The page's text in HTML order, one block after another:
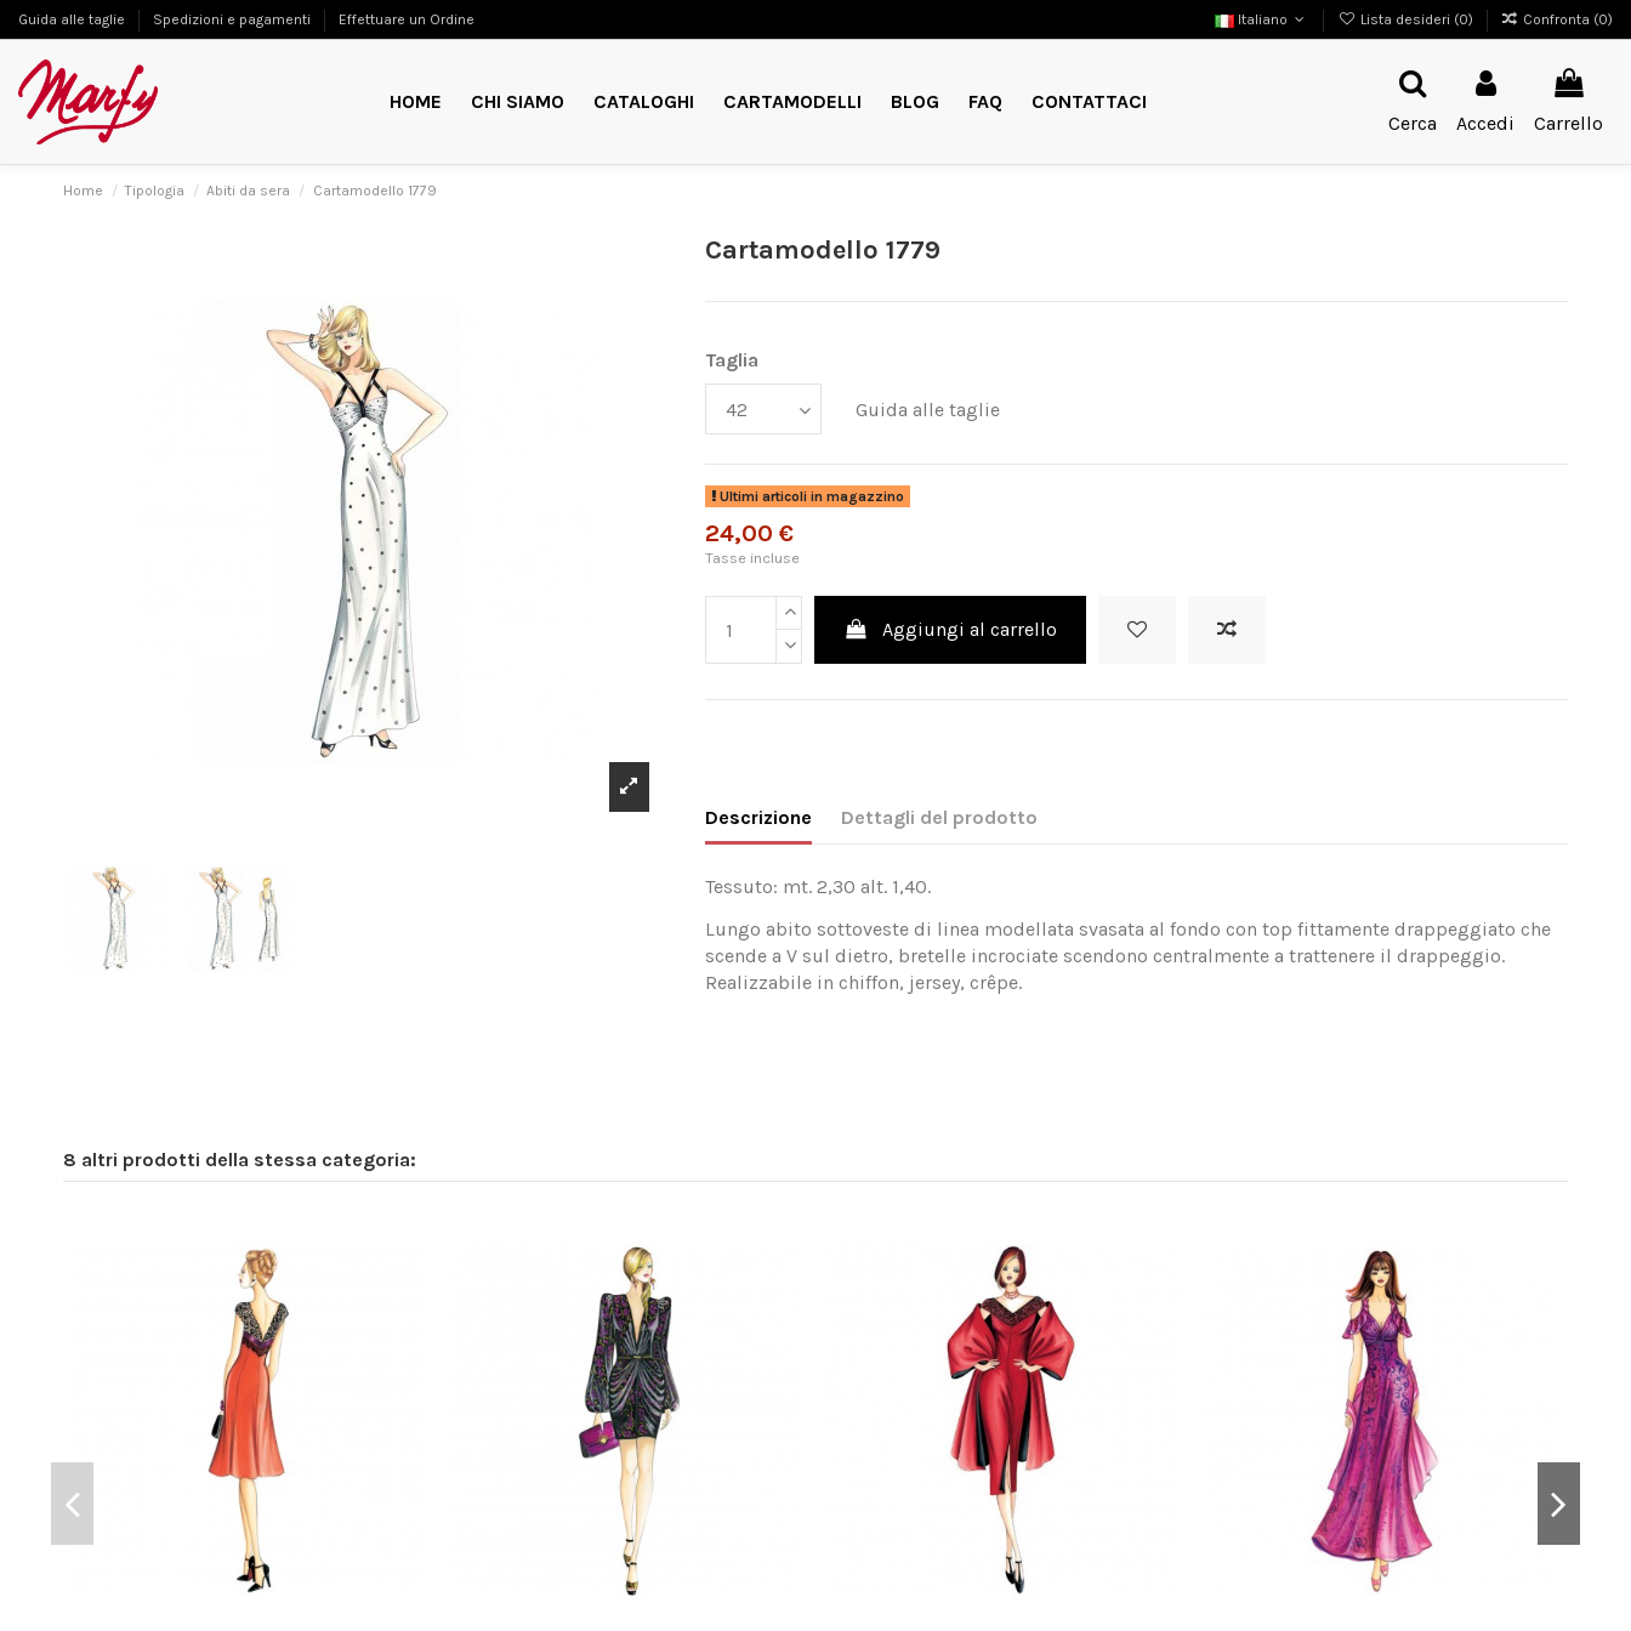
Guida alle taglie Spedizioni e pagamenti Effettuare un Ordine Italiano Lista desideri (0) Confronta (0)
HOME CHI SIAMO CATALOGHI CARTAMODELLI BLOG FAQ
CONTATTACI
Cerca
Accedi Carrello
Home Tipologia Abiti da sera Cartamodello 1779
Cartamodello 1779
Taglia
Guida alle taglie
Ultimi articoli in magazzino
24,00 €
Tasse incluse
Aggiungi al carrello
Descrizione Dettagli del prodotto
Tessuto: mt. 2,30 alt. 1,40.
Lungo abito sottoveste di linea modellata svasata al fondo con top fittamente drappeggiato che
scende a V sul dietro, bretelle incrociate scendono centralmente a trattenere il drappeggio.
Realizzabile in chiffon, jersey, crêpe.
8 altri prodotti della stessa categoria: